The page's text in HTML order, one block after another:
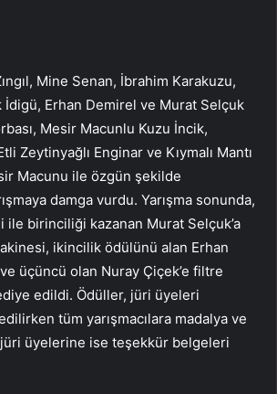
Mine Senan, İbrahim Karakuzu,
İdigü, Erhan Demirel ve Murat Selçuk
Mesir Macunlu Kuzu İncik,
Zeytinyağlı Enginar ve Kıymalı Mantı
Macunu ile özgün şekilde
damga vurdu. Yarışma sonunda,
ile birinciliği kazanan Murat Selçuk’a
ikincilik ödülünü alan Erhan
üçüncü olan Nuray Çiçek’e filtre
edildi. Ödüller, jüri üyeleri
tüm yarışmacılara madalya ve
jüri üyelerine ise teşekkür belgeleri